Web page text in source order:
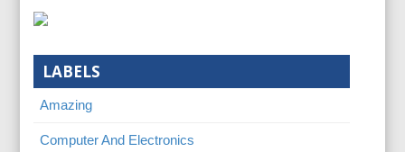
LABELS
Amazing
Computer And Electronics